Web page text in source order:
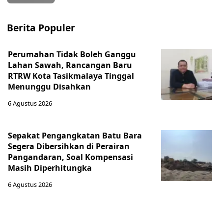
Berita Populer
Perumahan Tidak Boleh Ganggu
Lahan Sawah, Rancangan Baru
RTRW Kota Tasikmalaya Tinggal
Menunggu Disahkan
6 Agustus 2026
Sepakat Pengangkatan Batu Bara
Segera Dibersihkan di Perairan
Pangandaran, Soal Kompensasi
Masih Diperhitungka
6 Agustus 2026